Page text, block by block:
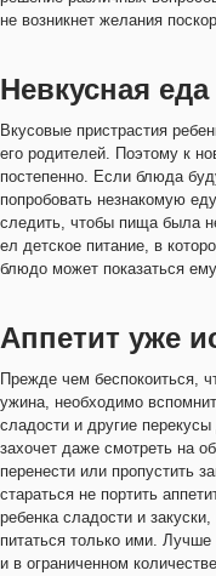
не возникнет желания
Невкусная еда
Вкусовые пристрастия
его родителей. Поэтому к
постепенно. Если блюда
попробовать незнакомую
следить, чтобы пища была
ел детское питание, в
блюдо может показаться
Аппетит уже
Прежде чем беспокоиться,
ужина, необходимо
сладости и другие
захочет даже смотреть на
перенести или пропустить
стараться не портить
ребенка сладости и
питаться только ими.
и в ограниченном